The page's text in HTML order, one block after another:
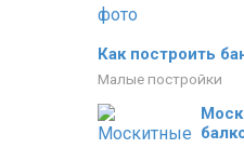
Как построить
Малые постройки